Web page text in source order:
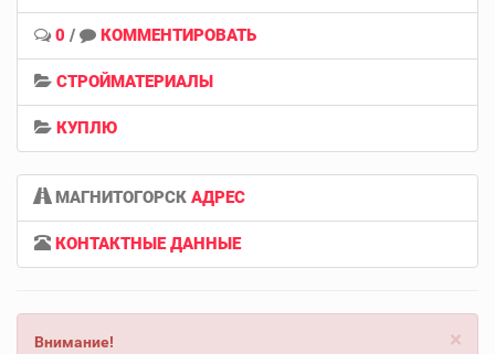
0 / КОММЕНТИРОВАТЬ
СТРОЙМАТЕРИАЛЫ
КУПЛЮ
МАГНИТОГОРСК АДРЕС
КОНТАКТНЫЕ ДАННЫЕ
×
Внимание!